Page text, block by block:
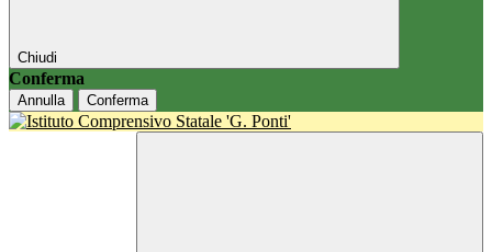
Chiudi
Conferma
Annulla Conferma